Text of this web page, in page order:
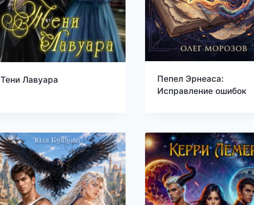
Тени Лавуара
Пепел Эрнеаса:
Исправление ошибок